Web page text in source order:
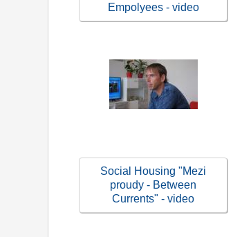
Empolyees - video
Social Housing "Mezi
proudy - Between
Currents" - video